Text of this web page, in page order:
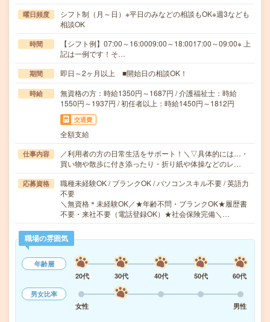
曜日頻度
シフト制（月～日）※平日のみなどの相談もOK※週3なども
相談OK
時間
【シフト例】07:00～16:0009:00～18:0017:00～09:00※ 上
記は一例です！そ…
期間 即日～2ヶ月以上 ■開始日の相談OK！
時給
無資格の方：時給1350円～1687円 / 介護福祉士：時給
1550円～1937円 / 初任者以上：時給1450円～1812円
交通費
全額支給
仕事内容
／利用者の方の日常生活をサポート！＼▽具体的には…・
買い物や散歩に付き添ったり・折り紙や体操などのレ…
応募資格
職種未経験OK / ブランクOK / パソコンスキル不要 / 英語力
不要
＼無資格＊未経験OK／★年齢不問・ブランクOK★履歴書
不要・来社不要（電話登録OK）★社会保険完備＼…
職場の雰囲気
年齢層
20代
30代 40代 50代
60代
男女比率
女性
男性